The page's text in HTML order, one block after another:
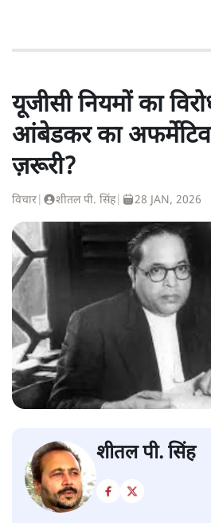
यूजीसी नियमों का
आंबेडकर का
ज़रूरी?
विचार शीतल पी. सिंह| 28 JAN, 2026
शीतल पी. सिंह